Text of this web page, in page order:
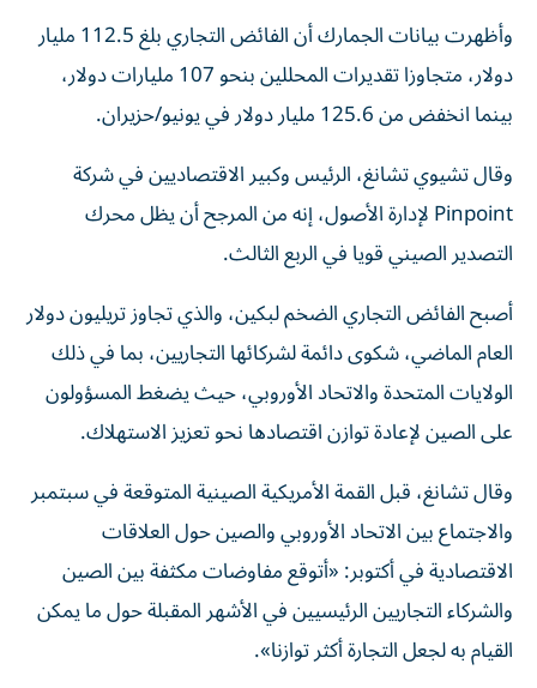
وأظهرت بيانات الجمارك أن الفائض التجاري بلغ 112.5 مليار
دولار، متجاوزا تقديرات المحللين بنحو 107 مليارات دولار،
بينما انخفض من 125.6 مليار دولار في يونيو/حزيران.
وقال تشيوي تشانغ، الرئيس وكبير الاقتصاديين في شركة
Pinpoint لإدارة الأصول، إنه من المرجح أن يظل محرك
التصدير الصيني قويا في الربع الثالث.
أصبح الفائض التجاري الضخم لبكين، والذي تجاوز تريليون دولار
العام الماضي، شكوى دائمة لشركائها التجاريين، بما في ذلك
الولايات المتحدة والاتحاد الأوروبي، حيث يضغط المسؤولون
على الصين لإعادة توازن اقتصادها نحو تعزيز الاستهلاك.
وقال تشانغ، قبل القمة الأمريكية الصينية المتوقعة في سبتمبر
والاجتماع بين الاتحاد الأوروبي والصين حول العلاقات
الاقتصادية في أكتوبر: «أتوقع مفاوضات مكثفة بين الصين
والشركاء التجاريين الرئيسيين في الأشهر المقبلة حول ما يمكن
القيام به لجعل التجارة أكثر توازنا».